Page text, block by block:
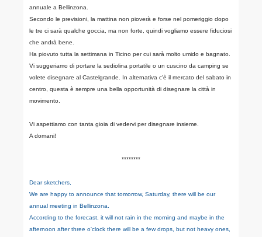
annuale a Bellinzona.
Secondo le previsioni, la mattina non pioverà e forse nel pomeriggio dopo
le tre ci sarà qualche goccia, ma non forte, quindi vogliamo essere fiduciosi
che andrà bene.
Ha piovuto tutta la settimana in Ticino per cui sarà molto umido e bagnato.
Vi suggeriamo di portare la sediolina portatile o un cuscino da camping se
volete disegnare al Castelgrande. In alternativa c'è il mercato del sabato in
centro, questa è sempre una bella opportunità di disegnare la città in
movimento.
Vi aspettiamo con tanta gioia di vedervi per disegnare insieme.
A domani!
********
Dear sketchers,
We are happy to announce that tomorrow, Saturday, there will be our
annual meeting in Bellinzona.
According to the forecast, it will not rain in the morning and maybe in the
afternoon after three o'clock there will be a few drops, but not heavy ones,